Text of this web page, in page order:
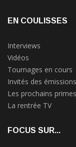
EN COULISSES
Interviews
Vidéos
Tournages en cours
Invités des
Les prochains primes
La rentrée TV
FOCUS SUR...